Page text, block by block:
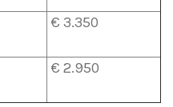
€ 3.350
€ 2.950